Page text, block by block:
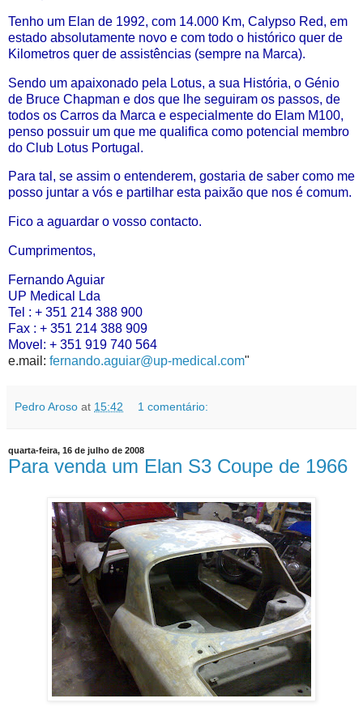
Tenho um Elan de 1992, com 14.000 Km, Calypso Red, em
estado absolutamente novo e com todo o histórico quer de
Kilometros quer de assistências (sempre na Marca).
Sendo um apaixonado pela Lotus, a sua História, o Génio
de Bruce Chapman e dos que lhe seguiram os passos, de
todos os Carros da Marca e especialmente do Elam M100,
penso possuir um que me qualifica como potencial membro
do Club Lotus Portugal.
Para tal, se assim o entenderem, gostaria de saber como me
posso juntar a vós e partilhar esta paixão que nos é comum.
Fico a aguardar o vosso contacto.
Cumprimentos,
Fernando Aguiar
UP Medical Lda
Tel : + 351 214 388 900
Fax : + 351 214 388 909
Movel: + 351 919 740 564
e.mail: fernando.aguiar@up-medical.com"
Pedro Aroso at 15:42 1 comentário:
quarta-feira, 16 de julho de 2008
Para venda um Elan S3 Coupe de 1966